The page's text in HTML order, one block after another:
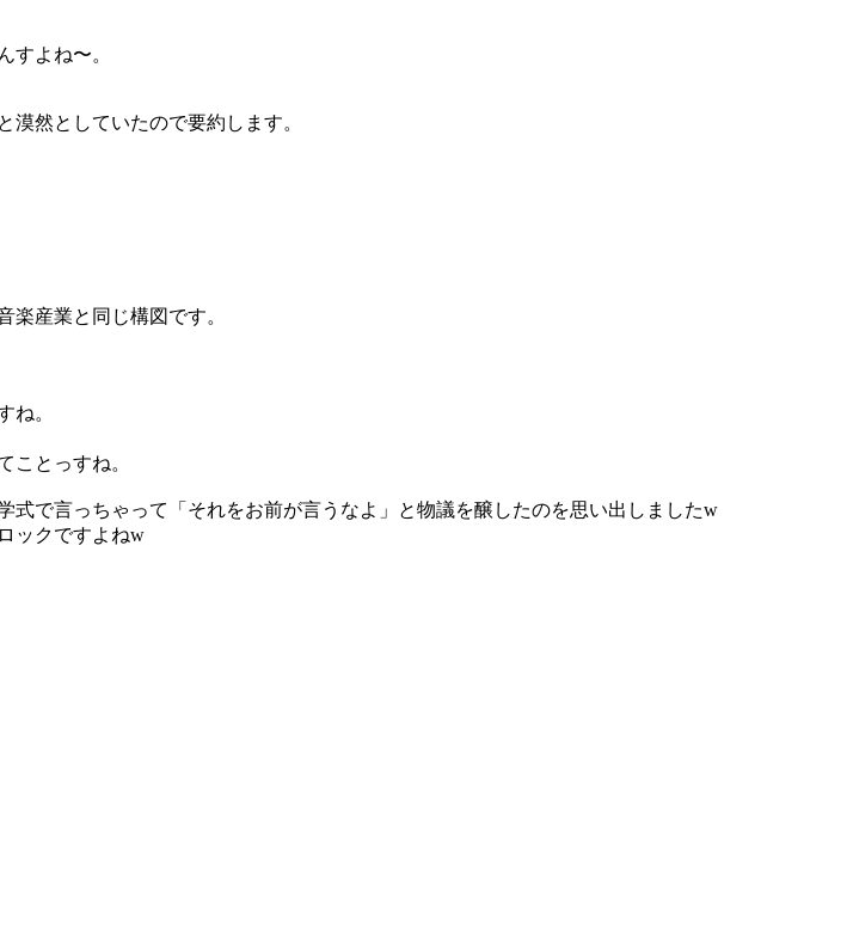
すよね〜。
然としていたので要約します。
産業と同じ構図です。
ね。
ことっすね。
で言っちゃって「それをお前が言うなよ」と物議を醸したのを思い出しましたw
ックですよねw